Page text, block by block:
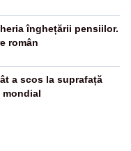
înghețării pensiilor.
român
a scos la suprafață
mondial